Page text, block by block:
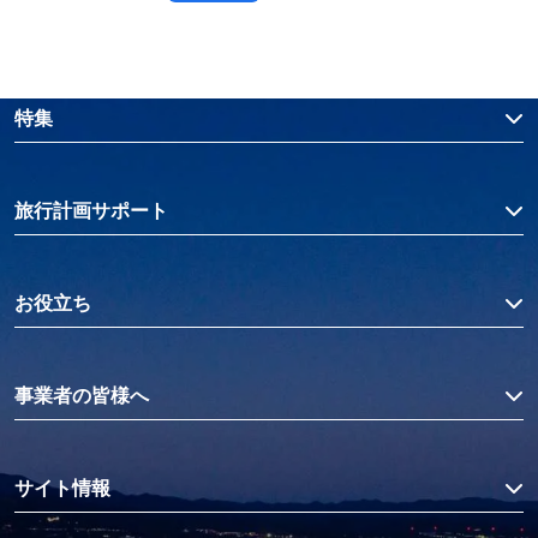
特集
旅行計画サポート
お役立ち
事業者の皆様へ
サイト情報